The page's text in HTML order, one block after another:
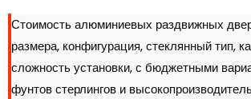
Стоимость алюминиевых раздвижных
размера, конфигурация, стеклянный тип,
сложность установки, с бюджетными
фунтов стерлингов и